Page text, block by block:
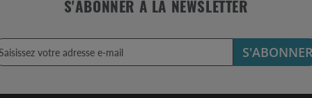
S'ABONNER À LA NEWSLETTER